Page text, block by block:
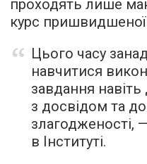
проходять лише
курс пришвидшеної
Цього часу
навчитися
завдання
з досвідом та
злагодженості,
в Інституті.